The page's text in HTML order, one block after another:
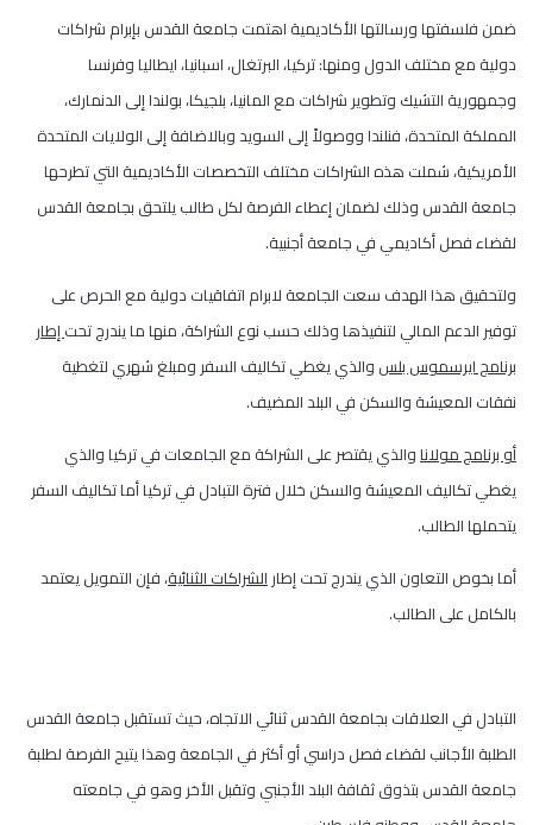
ضمن فلسفتها ورسالتها الأكاديمية اهتمت جامعة القدس بإبرام شراكات
دولية مع مختلف الدول ومنها: تركيا، البرتغال، اسبانيا، ايطاليا وفرنسا
وجمهورية التشيك وتطوير شراكات مع المانيا، بلجيكا، بولندا إلى الدنمارك،
المملكة المتحدة، فنلندا ووصولاً إلى السويد وبالاضافة إلى الولايات المتحدة
الأمريكية، شملت هذه الشراكات مختلف التخصصات الأكاديمية التي تطرحها
جامعة القدس وذلك لضمان إعطاء الفرصة لكل طالب يلتحق بجامعة القدس
لقضاء فصل أكاديمي في جامعة أجنبية.
ولتحقيق هذا الهدف سعت الجامعة لابرام اتفاقيات دولية مع الحرص على
توفير الدعم المالي لتنفيذها وذلك حسب نوع الشراكة، منها ما يندرج تحت إطار
برنامج ايرسموس بلس والذي يغطي تكاليف السفر ومبلغ شهري لتغطية
نفقات المعيشة والسكن في البلد المضيف.
أو برنامج مولانا والذي يقتصر على الشراكة مع الجامعات في تركيا والذي
يغطي تكاليف المعيشة والسكن خلال فترة التبادل في تركيا أما تكاليف السفر
يتحملها الطالب.
أما بخوص التعاون الذي يندرج تحت إطار الشراكات الثنائية، فإن التمويل يعتمد
بالكامل على الطالب.
التبادل في العلاقات بجامعة القدس ثنائي الاتجاه، حيث تستقبل جامعة القدس
الطلبة الأجانب لقضاء فصل دراسي أو أكثر في الجامعة وهذا يتيح الفرصة لطلبة
جامعة القدس بتذوق ثقافة البلد الأجنبي وتقبل الأخر وهو في جامعته